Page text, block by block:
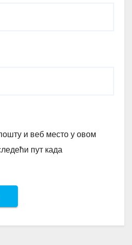
и веб место у овом
пут када